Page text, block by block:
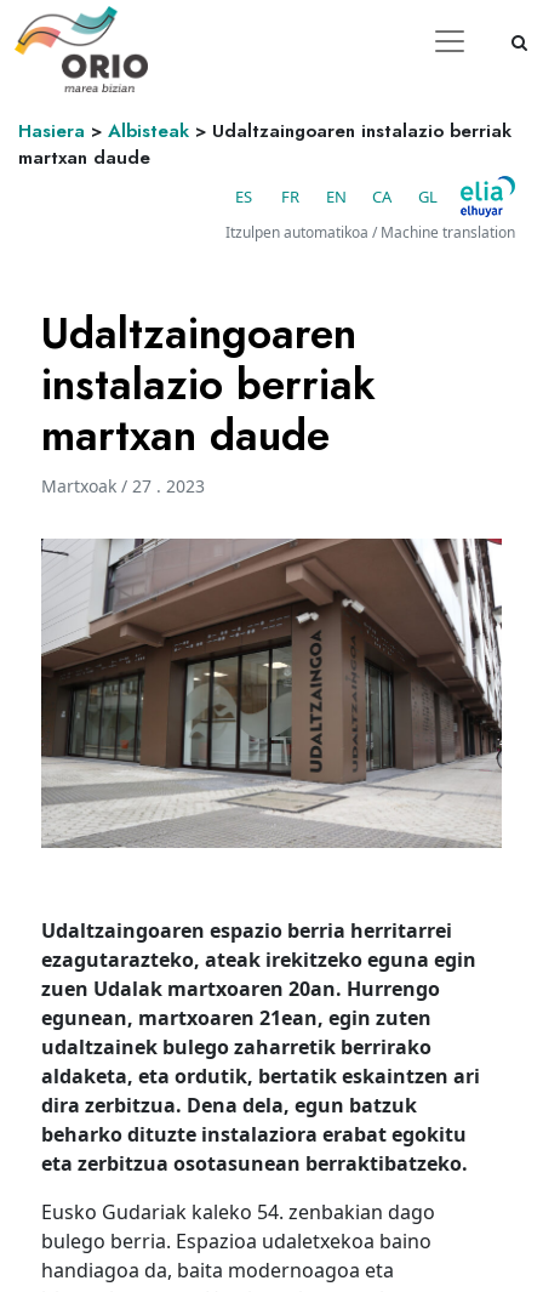
Hasiera > Albisteak > Udaltzaingoaren instalazio berriak
martxan daude
ES FR EN CA GL
Itzulpen automatikoa / Machine translation
Udaltzaingoaren
instalazio berriak
martxan daude
Martxoak / 27 . 2023
Udaltzaingoaren espazio berria herritarrei
ezagutarazteko, ateak irekitzekoeguna egin
zuen Udalak martxoaren 20an. Hurrengo
egunean, martxoaren 21ean, eginzuten
udaltzainek bulego zaharretik berrirako
aldaketa, eta ordutik, bertatik eskaintzen ari
dira zerbitzua. Denadela, egun batzuk
beharko dituzte instalaziora erabat egokitu
eta zerbitzua osotasunean berraktibatzeko.
Eusko Gudariak kaleko 54. zenbakian dago
bulego berria. Espazioa udaletxekoa baino
handiagoa da, baita modernoagoa eta